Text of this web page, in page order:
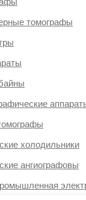
томографы
холодильники
ангиографовы